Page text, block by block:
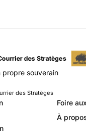
le signe d’une
déraille de plus
ils montrent
les systèmes de s
propre souverain
des Stratèges
Foire
À